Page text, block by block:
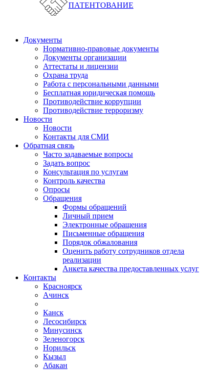
ПАТЕНТОВАНИЕ
Документы
Нормативно-правовые документы
Документы организации
Аттестаты и лицензии
Охрана труда
Работа с персональными данными
Бесплатная юридическая помощь
Противодействие коррупции
Противодействие терроризму
Новости
Новости
Контакты для СМИ
Обратная связь
Часто задаваемые вопросы
Задать вопрос
Консультация по услугам
Контроль качества
Опросы
Обращения
Формы обращений
Личный прием
Электронные обращения
Письменные обращения
Порядок обжалования
Оценить работу сотрудников отдела
реализации
Анкета качества предоставленных услуг
Контакты
Красноярск
Ачинск
Канск
Лесосибирск
Минусинск
Зеленогорск
Норильск
Кызыл
Абакан